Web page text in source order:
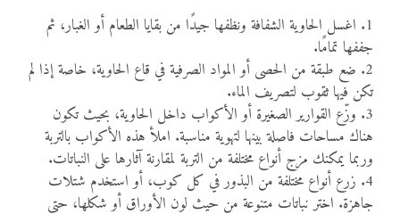
1. اغسل الحاوية الشفافة ونظفها جيدًا من بقايا الطعام أو الغبار، ثم
جففها تمامًا.
2. ضع طبقة من الحصى أو المواد الصرفية في قاع الحاوية، خاصة إذا لم
تكن فيها ثقوب لتصريف الماء.
3. وزّع القوارير الصغيرة أو الأكواب داخل الحاوية، بحيث تكون
هناك مساحات فاصلة بينها لتهوية مناسبة. املأ هذه الأكواب بالتربة
وربما يمكنك مزج أنواع مختلفة من التربة لمقارنة آثارها على النباتات.
4. زرع أنواع مختلفة من البذور في كل كوب، أو استخدم شتلات
جاهزة. اختر نباتات متنوعة من حيث لون الأوراق أو شكلها، حتى